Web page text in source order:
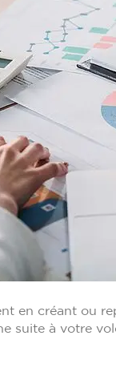
en créant ou
suite à votre